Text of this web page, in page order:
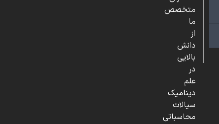
متخصص
ما
از
دانش
بالایی
در
علم
دینامیک
سیالات
محاسباتی